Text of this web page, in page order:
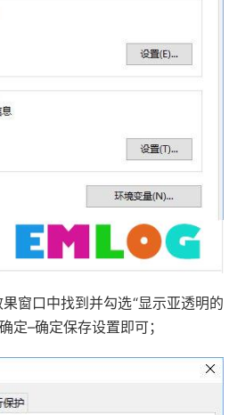
口中找到并勾选“显示亚透明的
定–确定保存设置即可；